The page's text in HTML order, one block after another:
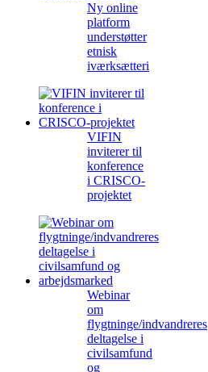
Ny online
platform
understøtter
etnisk
iværksætteri
VIFIN
inviterer til
konference
i CRISCO-
projektet
Webinar
om
flygtninge/indvandreres
deltagelse i
civilsamfund
og